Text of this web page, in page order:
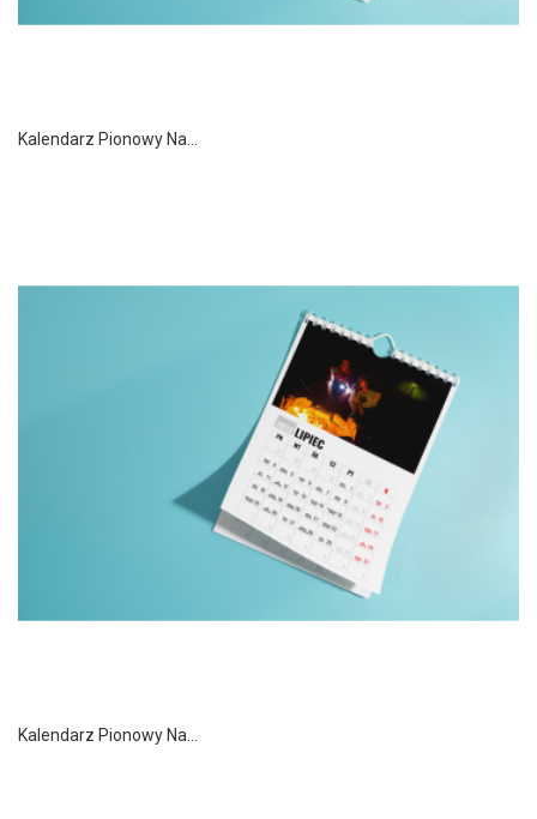
Kalendarz Pionowy Na...
Kalendarz Pionowy Na...